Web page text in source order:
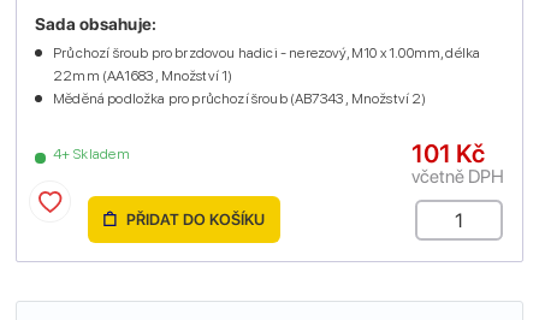
4+ Skladem
Sada obsahuje:
Průchozí šroub pro brzdovou hadici - nerezový, M10 x 1.00mm, délka
22mm (AA1683 , Množství 1)
Měděná podložka pro průchozí šroub (AB7343 , Množství 2)
101 Kč
včetně DPH
PŘIDAT DO KOŠÍKU